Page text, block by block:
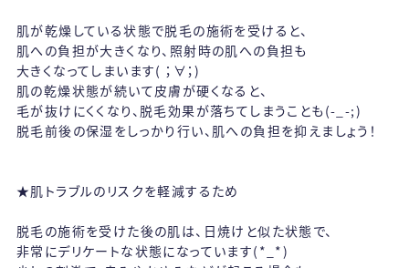
肌が乾燥している状態で脱毛の施術を受けると、
肌への負担が大きくなり、照射時の肌への負担も
大きくなってしまいます( ；∀；)
肌の乾燥状態が続いて皮膚が硬くなると、
毛が抜けにくくなり、脱毛効果が落ちてしまうことも(-_-;)
脱毛前後の保湿をしっかり行い、肌への負担を抑えましょう！
★肌トラブルのリスクを軽減するため
脱毛の施術を受けた後の肌は、日焼けと似た状態で、
非常にデリケートな状態になっています(*_*)